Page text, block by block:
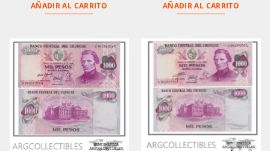
AÑADIR AL CARRITO AÑADIR AL CARRITO